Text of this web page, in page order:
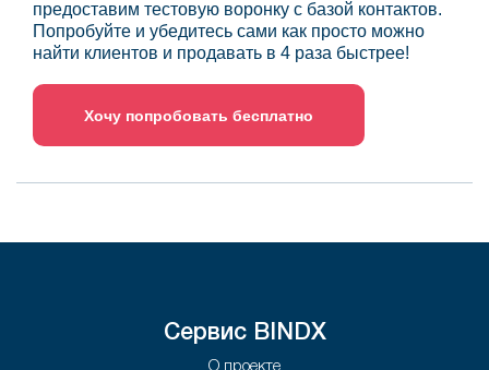
предоставим тестовую воронку с базой контактов.
Попробуйте и убедитесь сами как просто можно
найти клиентов и продавать в 4 раза быстрее!
Хочу попробовать бесплатно
Сервис BINDX
О проекте